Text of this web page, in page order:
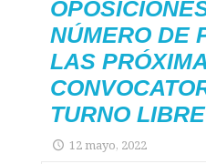
NÚMERO DE
LAS
TURNO LIBRE
12 mayo, 2022